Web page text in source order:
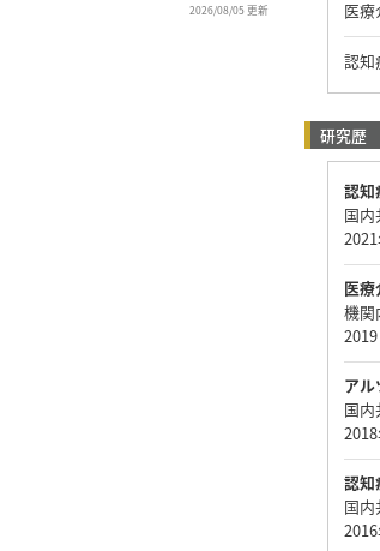
2026/08/05 更新 医
認知
研究歴
認知
国
医
機関
2019
ア
国
認知
国